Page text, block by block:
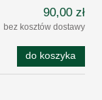
90,00 zł
bez kosztów dostawy
do koszyka